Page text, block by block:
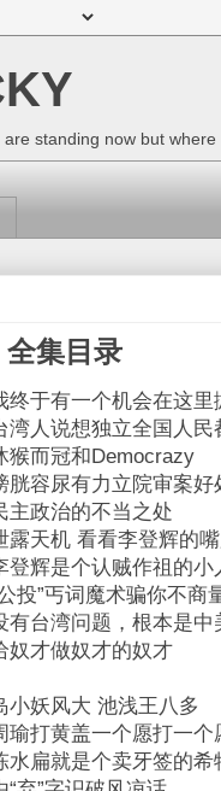
standing now but
全集目录
终于有一个机会在这里
湾人说想独立全国人民
猴而冠和Democrazy
胱容尿有力立院审案好
主政治的不当之处
露天机 看看李登辉的
登辉是个认贼作祖的小
投”丐词魔术骗你不商
有台湾问题，根本是中
奴才做奴才的奴才
小妖风大 池浅王八多
瑜打黄盖一个愿打一个
水扁就是个卖牙签的希